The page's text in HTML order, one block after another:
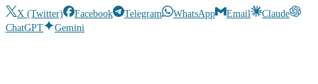
X (Twitter) Facebook Telegram WhatsApp Email
Claude
ChatGPT
Gemini